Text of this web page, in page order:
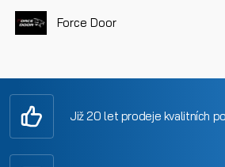
Force Door
Již 20 let prodeje kvalitních